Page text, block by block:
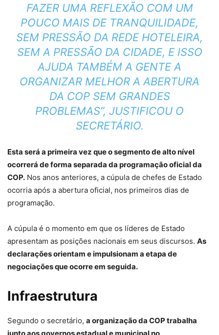
FAZER UMA REFLEXÃO COM UM
POUCO MAIS DE TRANQUILIDADE,
SEM PRESSÃO DA REDE HOTELEIRA,
SEM A PRESSÃO DA CIDADE, E ISSO
AJUDA TAMBÉM A GENTE A
ORGANIZAR MELHOR A ABERTURA
DA COP SEM GRANDES
PROBLEMAS”, JUSTIFICOU O
SECRETÁRIO.
Esta será a primeira vez que o segmento de alto nível
ocorrerá de forma separada da programação oficial da
COP. Nos anos anteriores, a cúpula de chefes de Estado
ocorria após a abertura oficial, nos primeiros dias de
programação.
A cúpula é o momento em que os líderes de Estado
apresentam as posições nacionais em seus discursos. As
declarações orientam e impulsionam a etapa de
negociações que ocorre em seguida.
Infraestrutura
Segundo o secretário, a organização da COP trabalha